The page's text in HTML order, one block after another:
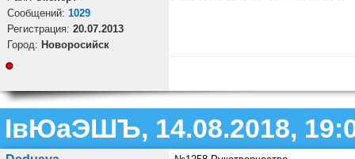
Cообщений: 1029
Регистрация: 20.07.2013
Город: Новоросийск
ІвЮаЭШЪ, 14.08.2018,